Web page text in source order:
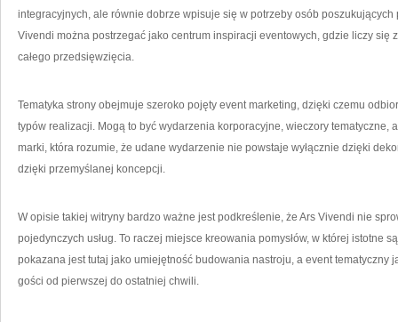
integracyjnych, ale równie dobrze wpisuje się w potrzeby osób poszukujących
Vivendi można postrzegać jako centrum inspiracji eventowych, gdzie liczy się
całego przedsięwzięcia.
Tematyka strony obejmuje szeroko pojęty event marketing, dzięki czemu
typów realizacji. Mogą to być wydarzenia korporacyjne, wieczory tematyczne,
marki, która rozumie, że udane wydarzenie nie powstaje wyłącznie dzięki
dzięki przemyślanej koncepcji.
W opisie takiej witryny bardzo ważne jest podkreślenie, że Ars Vivendi nie
pojedynczych usług. To raczej miejsce kreowania pomysłów, w której istotne
pokazana jest tutaj jako umiejętność budowania nastroju, a event tematyczny
gości od pierwszej do ostatniej chwili.